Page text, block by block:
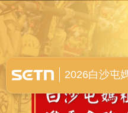
白沙屯媽祖進
2026白沙屯